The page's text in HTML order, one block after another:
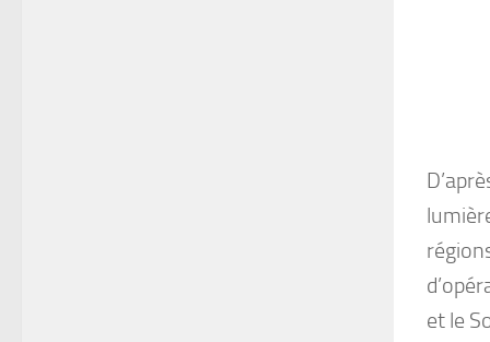
et le